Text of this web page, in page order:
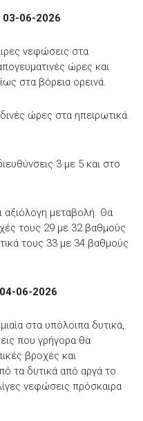
06-2026
νεφώσεις στα
ώρες και
στα βόρεια ορεινά.
ώρες στα ηπειρωτικά
3 με 5 και στο
αξιόλογη μεταβολή. Θα
τους 29 με 32 βαθμούς
τους 33 με 34 βαθμούς
06-2026
στα υπόλοιπα δυτικά,
που γρήγορα θα
βροχές και
τα δυτικά από αργά το
νεφώσεις πρόσκαιρα